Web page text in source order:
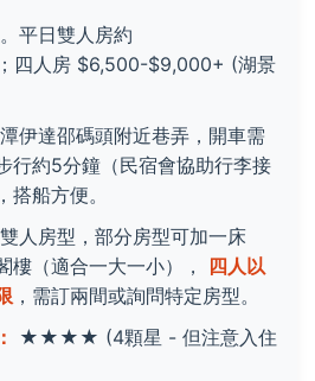
平日雙人房約
四人房 $6,500-$9,000+ (湖景
伊達邵碼頭附近巷弄，開車需
行約5分鐘（民宿會協助行李接
船方便。
人房型，部分房型可加一床
樓（適合一大一小）， 四人以
，需訂兩間或詢問特定房型。
★★★★ (4顆星 - 但注意入住